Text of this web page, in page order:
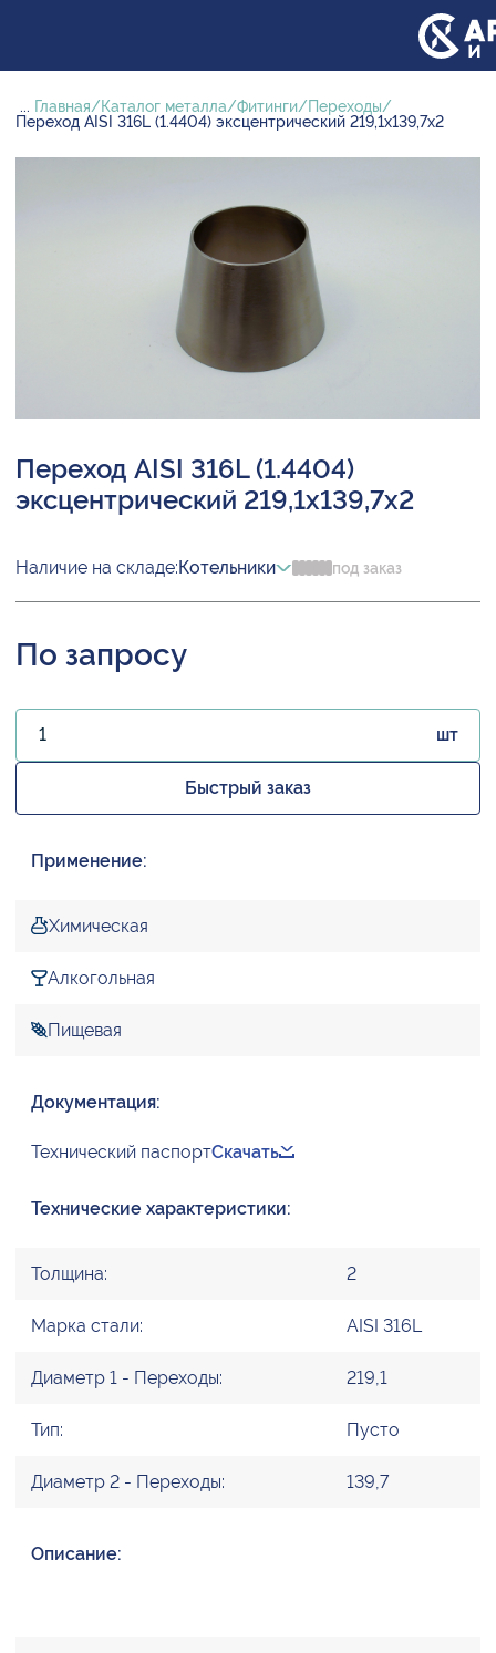
... Главная Каталог металла Фитинги
Переходы
Переход AISI 316L (1.4404) эксцентрический 219,1х139,7х2
Переход AISI 316L (1.4404)
эксцентрический 219,1х139,7х2
Наличие на складе:Котельники под заказ
По запросу
шт
Быстрый заказ
Применение:
Химическая
Алкогольная
Пищевая
Документация:
Технический паспортСкачать
Технические характеристики:
Толщина: 2
Марка стали: AISI 316L
Диаметр 1 - Переходы: 219,1
Тип: Пусто
Диаметр 2 - Переходы: 139,7
Описание: